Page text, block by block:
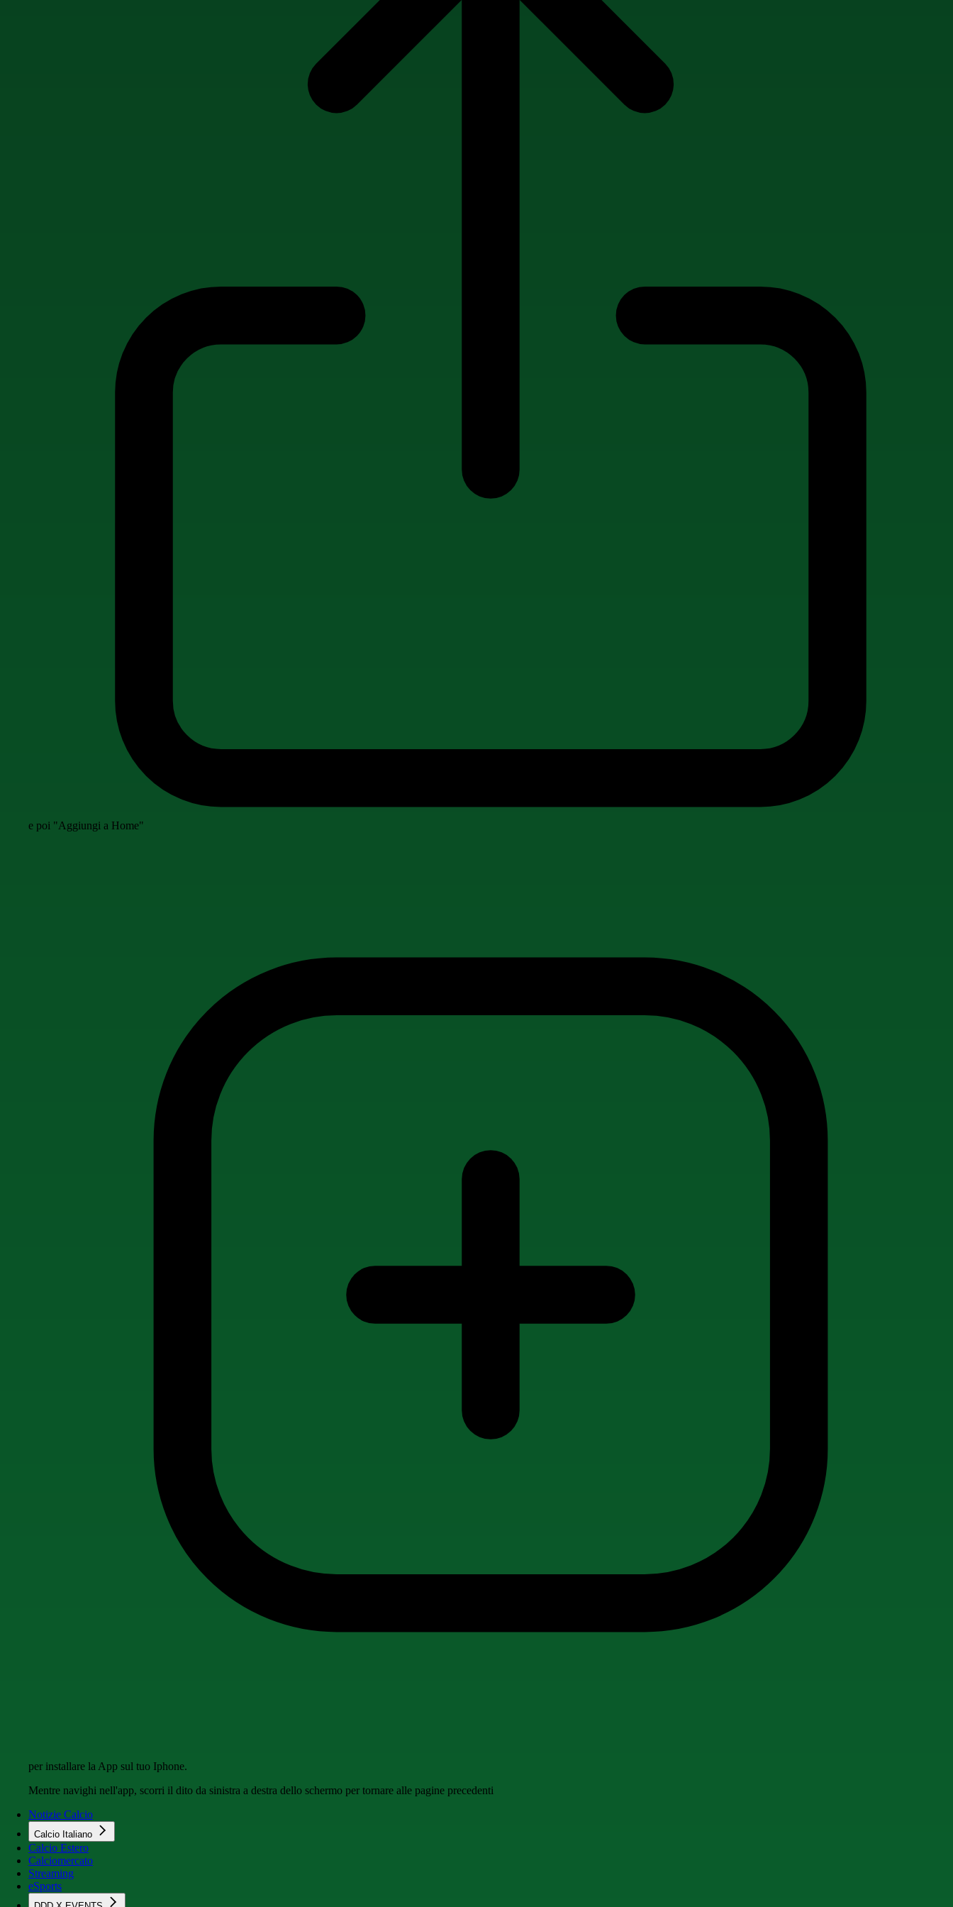
e poi "Aggiungi a Home"
per installare la App sul tuo Iphone.
Mentre navighi nell'app, scorri il dito da sinistra a destra dello schermo per tornare alle pagine precedenti
Notizie Calcio
Calcio Italiano
Calcio Estero
Calciomercato
Streaming
eSports